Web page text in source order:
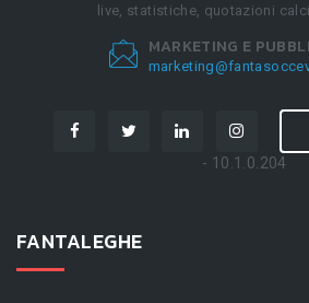
live, statistiche, quotazioni
MARKETING E
- 10.1.0.204
FANTALEGHE